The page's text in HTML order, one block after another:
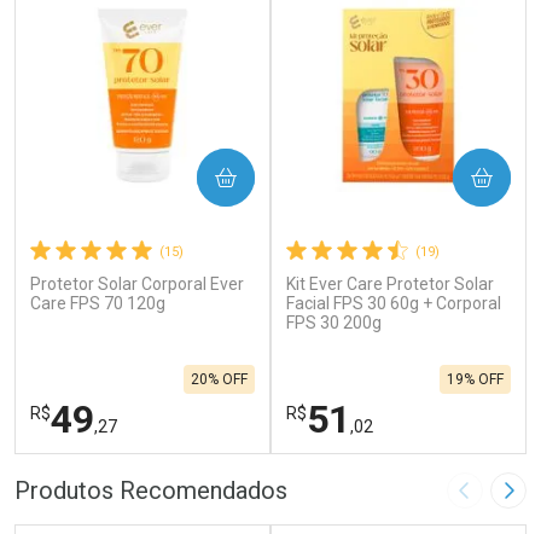
(15)
Protetor Solar Corporal Ever
Care FPS 70 120g
R$49,27
20% OFF
COMPRAR
FECHAR
FECHAR
(19)
Kit Ever Care Protetor Solar
Facial FPS 30 60g + Corporal
FPS 30 200g
R$51 ,02
19% OFF
COMPRAR
Produtos Recomendados Imagem